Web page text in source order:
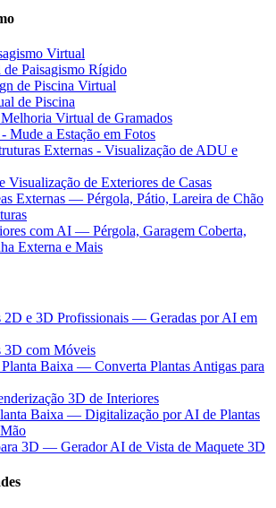
Virtual
Paisagismo Rígido
de Piscina Virtual
de Piscina
Virtual de Gramados
Mude a Estação em Fotos
Externas - Visualização de ADU e
Visualização de Exteriores de Casas
Externas — Pérgola, Pátio, Lareira de Chão
com AI — Pérgola, Garagem Coberta,
Externa e Mais
2D e 3D Profissionais — Geradas por AI em
3D com Móveis
Planta Baixa — Converta Plantas Antigas para
3D de Interiores
Baixa — Digitalização por AI de Plantas
3D — Gerador AI de Vista de Maquete 3D